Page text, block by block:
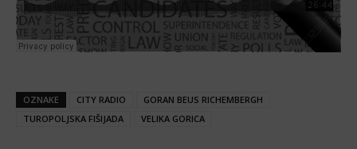
OZNAKE CITY RADIO
GORAN BEUS RICHEMBERGH
TUROPOLJSKA FIŠIJADA
VELIKA GORICA